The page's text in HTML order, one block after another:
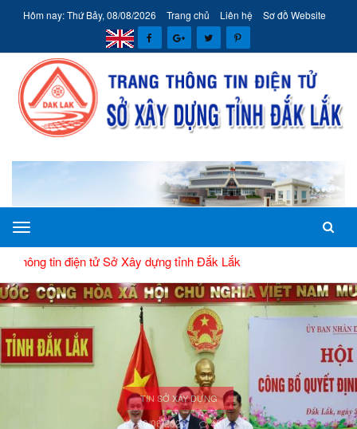
Hôm nay: Thứ Bảy, 08/08/2026 Trang chủ Liên hệ Sơ đồ Website
Sở
Xây
dựng
tỉnh
Đắk
Lắk
TIN MỚI
tử Sở Xây dựng tỉnh Đắk Lắk
TIN SỞ XÂY DỰNG
30/06/2026 481